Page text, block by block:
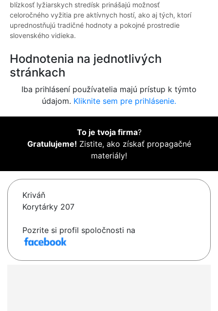
blízkosť lyžiarskych stredísk prinášajú možnosť
celoročného vyžitia pre aktívnych hostí, ako aj tých, ktorí
uprednostňujú tradičné hodnoty a pokojné prostredie
slovenského vidieka.
Hodnotenia na jednotlivých
stránkach
Iba prihlásení používatelia majú prístup k týmto
údajom. Kliknite sem pre prihlásenie.
To je tvoja firma?
Gratulujeme! Zistite, ako získať propagačné
materiály!
Kriváň
Korytárky 207
Pozrite si profil spoločnosti na